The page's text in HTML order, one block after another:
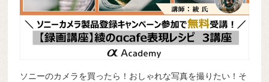
ソニーのカメラを買ったら！おしゃれな写真を撮りたい！そ